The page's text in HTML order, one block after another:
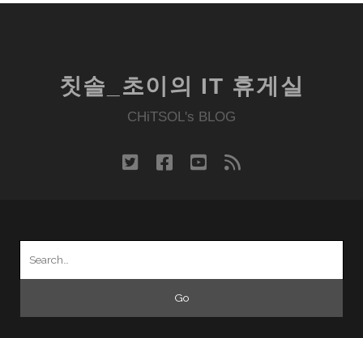
칫솔_초이의 IT 휴게실
CHiTSOL's BLOG
twitterfacebook
youtube
rss